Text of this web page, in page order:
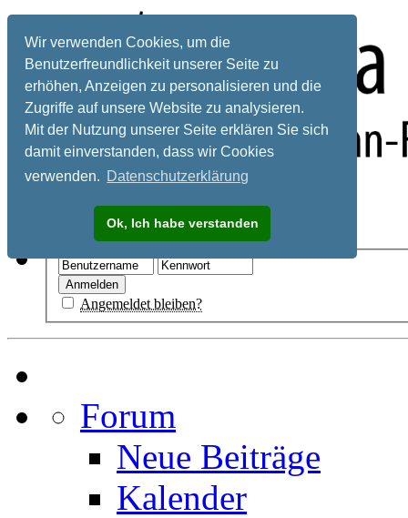
Wir verwenden Cookies, um die
Benutzerfreundlichkeit unserer Seite zu
erhöhen, Anzeigen zu personalisieren und die
Zugriffe auf unsere Website zu analysieren.
Mit der Nutzung unserer Seite erklären Sie sich
damit einverstanden, dass wir Cookies
verwenden. Datenschutzerklärung
Ok, Ich habe verstanden
Registrieren
Angemeldet bleiben?
Forum
Neue Beiträge
Kalender